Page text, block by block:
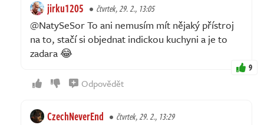
jirku1205 čtvrtek, 29. 2., 13:05
@NatySeSor To ani nemusím mít nějaký přístroj
na to, stačí si objednat indickou kuchyni a je to
zadara 😂
9
Odpovědět
CzechNeverEnd čtvrtek, 29. 2., 13:29